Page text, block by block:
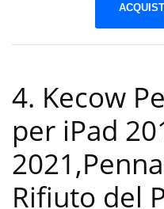
4. Kecow
per iPad
Rifiuto del